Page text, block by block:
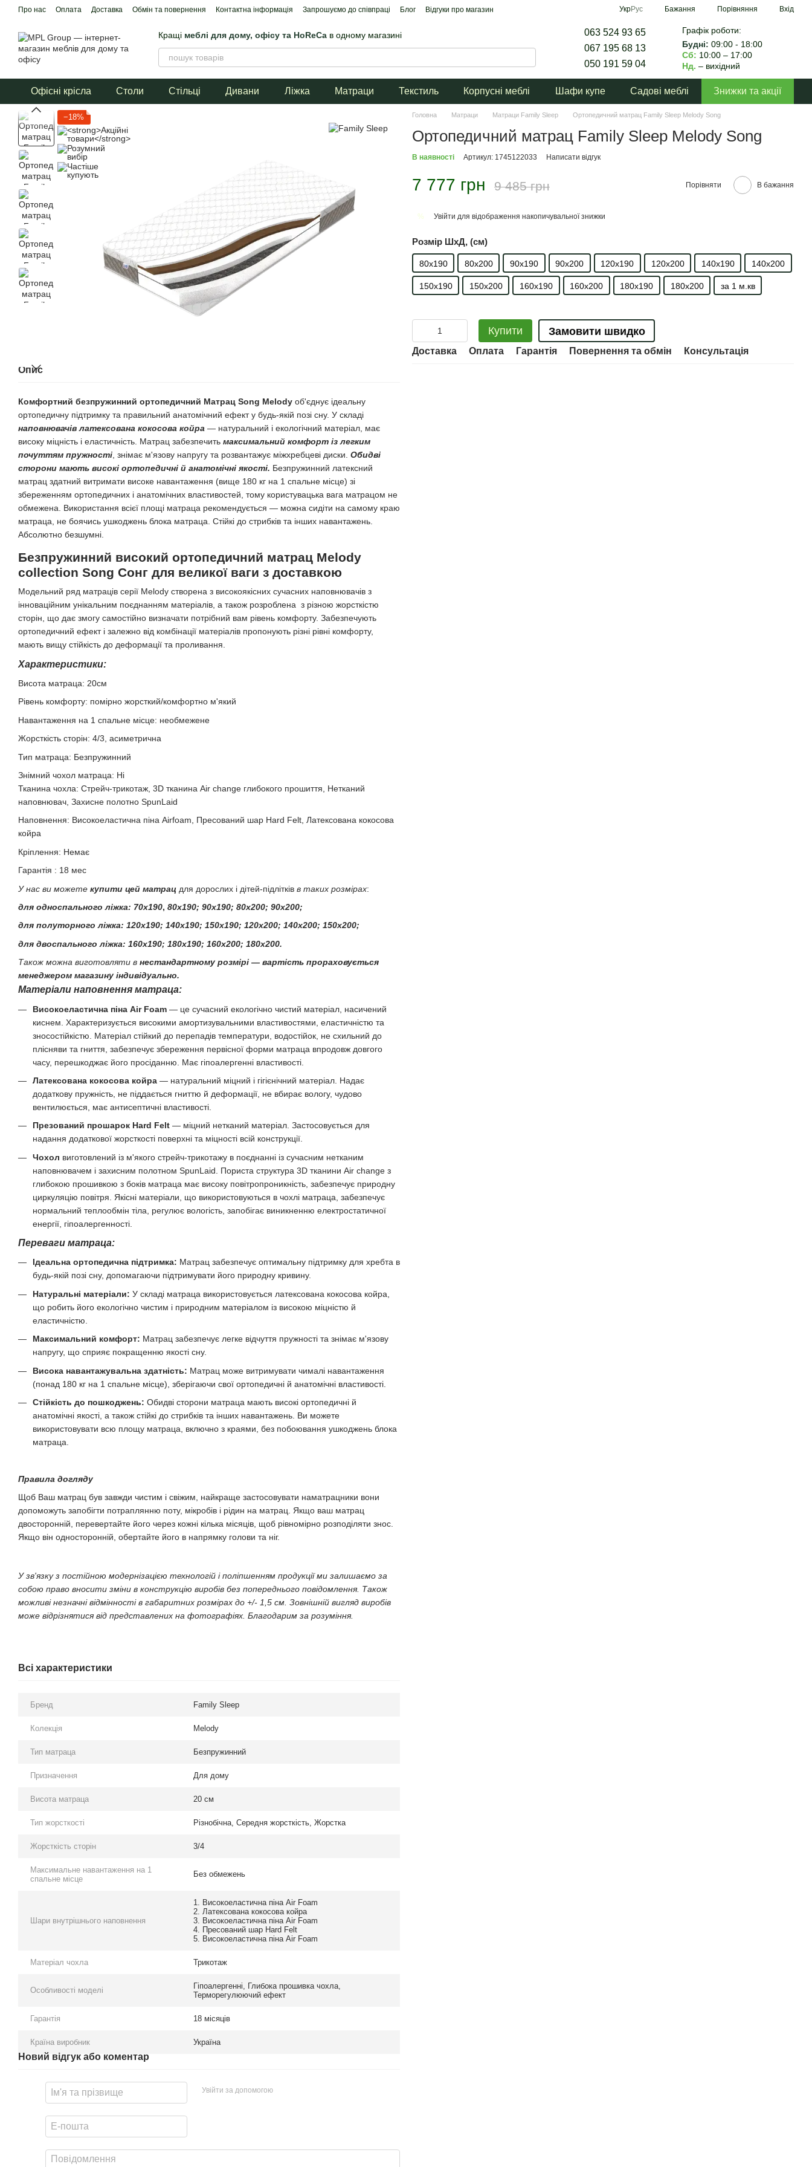
Перейти до основного контенту
Про нас Оплата Доставка Обмін та повернення Контактна інформація Запрошуємо до співпраці Блог Відгуки про магазин УкрРус Бажання Порівняння Вхід
Кращі меблі для дому, офісу та HoReCa в одному магазині
063 524 93 65
067 195 68 13
050 191 59 04
Графік роботи:
Будні: 09:00 - 18:00
Сб: 10:00 – 17:00
Нд. – вихідний
Офісні крісла Столи Стільці Дивани Ліжка Матраци Текстиль Корпусні меблі Шафи купе Садові меблі Знижки та акції
−18%
Опис
Комфортний безпружинний ортопедичний Матрац Song Melody об'єднує ідеальну
ортопедичну підтримку та правильний анатомічний ефект у будь-якій позі сну. У складі
наповнювачів латексована кокосова койра — натуральний і екологічний матеріал, має
високу міцність і еластичність. Матрац забезпечить максимальний комфорт із легким
почуттям пружності, знімає м'язову напругу та розвантажує міжхребцеві диски. Обидві
сторони мають високі ортопедичні й анатомічні якості. Безпружинний латексний
матрац здатний витримати високе навантаження (вище 180 кг на 1 спальне місце) зі
збереженням ортопедичних і анатомічних властивостей, тому користувацька вага матрацом не
обмежена. Використання всієї площі матраца рекомендується — можна сидіти на самому краю
матраца, не боячись ушкоджень блока матраца. Стійкі до стрибків та інших навантажень.
Абсолютно безшумні.
Безпружинний високий ортопедичний матрац Melody
collection Song Сонг для великої ваги з доставкою
Модельний ряд матраців серії Melody створена з високоякісних сучасних наповнювачів з
інноваційним унікальним поєднанням матеріалів, а також розроблена з різною жорсткістю
сторін, що дає змогу самостійно визначати потрібний вам рівень комфорту. Забезпечують
ортопедичний ефект і залежно від комбінації матеріалів пропонують різні рівні комфорту,
мають вищу стійкість до деформації та проливання.
Характеристики:
Висота матраца: 20см
Рівень комфорту: помірно жорсткий/комфортно м'який
Навантаження на 1 спальне місце: необмежене
Жорсткість сторін: 4/3, асиметрична
Тип матраца: Безпружинний
Знімний чохол матраца: Ні
Тканина чохла: Стрейч-трикотаж, 3D тканина Air change глибокого прошиття, Нетканий
наповнювач, Захисне полотно SpunLaid
Наповнення: Високоеластична піна Airfoam, Пресований шар Hard Felt, Латексована кокосова
койра
Кріплення: Немає
Гарантія : 18 мес
У нас ви можете купити цей матрац для дорослих і дітей-підлітків в таких розмірах:
для односпального ліжка: 70х190, 80х190; 90х190; 80х200; 90х200;
для полуторного ліжка: 120х190; 140х190; 150х190; 120х200; 140х200; 150х200;
для двоспального ліжка: 160х190; 180х190; 160х200; 180х200.
Також можна виготовляти в нестандартному розмірі — вартість прораховується
менеджером магазину індивідуально.
Матеріали наповнення матраца:
Високоеластична піна Air Foam — це сучасний екологічно чистий матеріал, насичений
киснем. Характеризується високими амортизувальними властивостями, еластичністю та
зносостійкістю. Матеріал стійкий до перепадів температури, водостійок, не схильний до
плісняви та гниття, забезпечує збереження первісної форми матраца впродовж довгого
часу, перешкоджає його просіданню. Має гіпоалергенні властивості.
Латексована кокосова койра — натуральний міцний і гігієнічний матеріал. Надає
додаткову пружність, не піддається гниттю й деформації, не вбирає вологу, чудово
вентилюється, має антисептичні властивості.
Презований прошарок Hard Felt — міцний нетканий матеріал. Застосовується для
надання додаткової жорсткості поверхні та міцності всій конструкції.
Чохол виготовлений із м'якого стрейч-трикотажу в поєднанні із сучасним нетканим
наповнювачем і захисним полотном SpunLaid. Пориста структура 3D тканини Air change з
глибокою прошивкою з боків матраца має високу повітропроникність, забезпечує природну
циркуляцію повітря. Якісні матеріали, що використовуються в чохлі матраца, забезпечує
нормальний теплообмін тіла, регулює вологість, запобігає виникненню електростатичної
енергії, гіпоалергенності.
Переваги матраца:
Ідеальна ортопедична підтримка: Матрац забезпечує оптимальну підтримку для хребта в
будь-якій позі сну, допомагаючи підтримувати його природну кривину.
Натуральні матеріали: У складі матраца використовується латексована кокосова койра,
що робить його екологічно чистим і природним матеріалом із високою міцністю й
еластичністю.
Максимальний комфорт: Матрац забезпечує легке відчуття пружності та знімає м'язову
напругу, що сприяє покращенню якості сну.
Висока навантажувальна здатність: Матрац може витримувати чималі навантаження
(понад 180 кг на 1 спальне місце), зберігаючи свої ортопедичні й анатомічні властивості.
Стійкість до пошкоджень: Обидві сторони матраца мають високі ортопедичні й
анатомічні якості, а також стійкі до стрибків та інших навантажень. Ви можете
використовувати всю площу матраца, включно з краями, без побоювання ушкоджень блока
матраца.
Правила догляду
Щоб Ваш матрац був завжди чистим і свіжим, найкраще застосовувати наматрацники вони
допоможуть запобігти потраплянню поту, мікробів і рідин на матрац. Якщо ваш матрац
двосторонній, перевертайте його через кожні кілька місяців, щоб рівномірно розподіляти знос.
Якщо він односторонній, обертайте його в напрямку голови та ніг.
У зв'язку з постійною модернізацією технологій і поліпшенням продукції ми залишаємо за
собою право вносити зміни в конструкцію виробів без попереднього повідомлення. Також
можливі незначні відмінності в габаритних розмірах до +/- 1,5 см. Зовнішній вигляд виробів
може відрізнятися від представлених на фотографіях. Благодарим за розуміння.
Всі характеристики
Бренд Family Sleep
Колекція Melody
Тип матраца Безпружинний
Призначення Для дому
Висота матраца 20 см
Тип жорсткості Різнобічна Середня жорсткість Жорстка
Жорсткість сторін 3/4
Максимальне навантаження на 1
спальне місце
Без обмежень
Шари внутрішнього наповнення
1. Високоеластична піна Air Foam
2. Латексована кокосова койра
3. Високоеластична піна Air Foam
4. Пресований шар Hard Felt
5. Високоеластична піна Air Foam
Матеріал чохла Трикотаж
Особливості моделі Гіпоалергенні Глибока прошивка чохла
Терморегулюючий ефект
Гарантія 18 місяців
Країна виробник Україна
Новий відгук або коментар
Увійти за допомогою
Головна Матраци Матраци Family Sleep Ортопедичний матрац Family Sleep Melody Song
Ортопедичний матрац Family Sleep Melody Song
В наявності Артикул: 1745122033 Написати відгук
7 777 грн 9 485 грн Порівняти В бажання
% Увійти для відображення накопичувальної знижки
Розмір ШхД, (см)
80х190 80х200 90х190 90х200 120х190 120х200 140х190 140х200
150х190 150х200 160х190 160х200 180х190 180х200 за 1 м.кв
Купити Замовити швидко
Доставка Оплата Гарантія Повернення та обмін Консультація